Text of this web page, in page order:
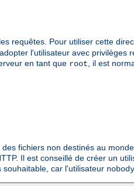
requêtes. Pour utiliser cette
l'utilisateur avec privilèges
en tant que root , il est
fichiers non destinés au
Il est conseillé de créer un
souhaitable, car l'utilisateur nobody